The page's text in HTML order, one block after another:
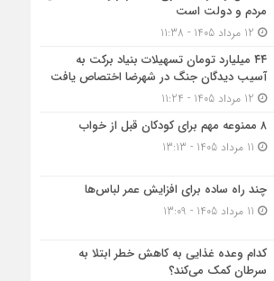
مردم و دولت است
۴۴ میلیارد تومان تسهیلات بنیاد برکت به
آسیب دیدگان جنگ در شهرضا اختصاص یافت
۸ ممنوعه مهم برای کودکان قبل از خواب
چند راه ساده برای افزایش عمر لباس‌ها
کدام وعده غذایی به کاهش خطر ابتلا به
سرطان کمک می‌کند؟